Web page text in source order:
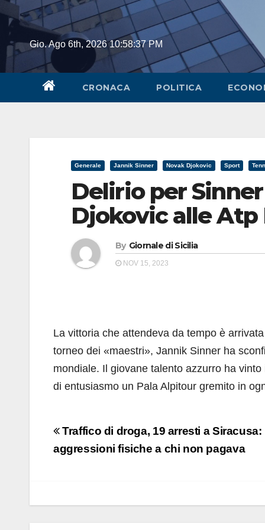
Skip
contentGio. Ago 6th, 202610:58:38 PM
CRONACA POLITICA
Generale Jannik Sinner Novak Djokovic Sport
Delirio per
Djokovic alle Atp
By Giornale di Sicilia
NOV 15, 2023
La vittoria che attendeva da tempo è
torneo dei «maestri», Jannik Sinner ha
mondiale. Il giovane talento azzurro ha
di entusiasmo un Pala Alpitour gremito in
Navigazione
articoli
Traffico di droga, 19 arresti a Siracusa:
aggressioni fisiche a chi non pagava